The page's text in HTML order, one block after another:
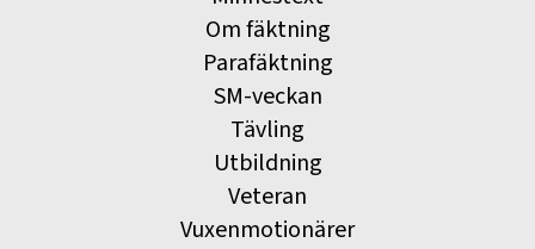
Om fäktning
Parafäktning
SM-veckan
Tävling
Utbildning
Veteran
Vuxenmotionärer